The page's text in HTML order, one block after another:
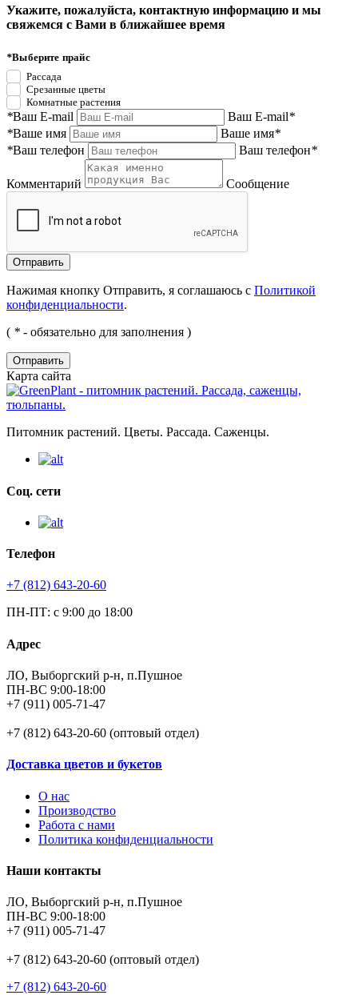
Укажите, пожалуйста, контактную информацию и мы
свяжемся с Вами в ближайшее время
*Выберите прайс
Рассада
Срезанные цветы
Комнатные растения
*Ваш E-mail Ваш E-mail*
*Ваше имя Ваше имя*
*Ваш телефон Ваш телефон*
Комментарий Сообщение
Нажимая кнопку Отправить, я соглашаюсь с Политикой
конфиденциальности.
( * - обязательно для заполнения )
Отправить
Карта сайта
Питомник растений. Цветы. Рассада. Саженцы.
Соц. сети
Телефон
+7 (812) 643-20-60
ПН-ПТ: с 9:00 до 18:00
Адрес
ЛО, Выборгский р-н, п.Пушное
ПН-ВС 9:00-18:00
+7 (911) 005-71-47
+7 (812) 643-20-60 (оптовый отдел)
Доставка цветов и букетов
О нас
Производство
Работа с нами
Политика конфиденциальности
Наши контакты
ЛО, Выборгский р-н, п.Пушное
ПН-ВС 9:00-18:00
+7 (911) 005-71-47
+7 (812) 643-20-60 (оптовый отдел)
+7 (812) 643-20-60